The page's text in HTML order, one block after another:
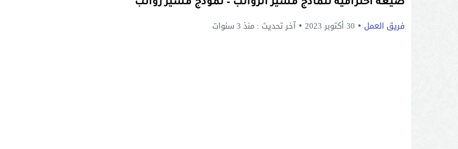
صيغة احترافية لنماذج مسير الرواتب – نموذج مسير رواتب
فريق العمل 30 أكتوبر 2023 آخر تحديث : منذ 3 سنوات